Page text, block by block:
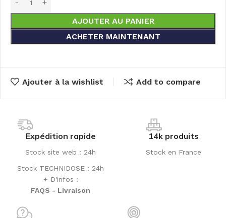
AJOUTER AU PANIER
ACHETER MAINTENANT
Ajouter à la wishlist Add to compare
Expédition rapide
Stock site web : 24h
Stock TECHNIDOSE : 24h
+ D'infos :
FAQS - Livraison
14k produits
Stock en France